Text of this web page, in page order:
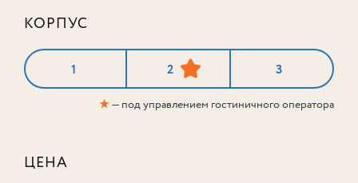
КОРПУС
1 2 3
★— под управлением гостиничного оператора
ЦЕНА